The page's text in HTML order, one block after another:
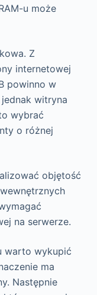
u może
Z
internetowej
powinno w
witryna
wybrać
o różnej
objętość
na serwerze.
warto wykupić
ma
Następnie